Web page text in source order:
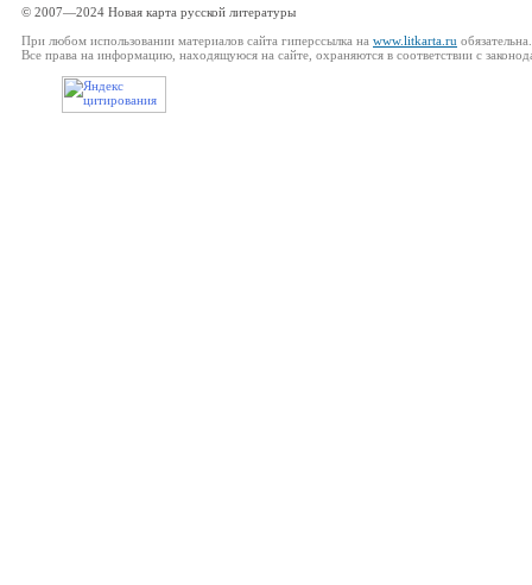
© 2007—2024 Новая карта русской литературы
При любом использовании материалов сайта гиперссылка на www.litkarta.ru обязательна.
Все права на информацию, находящуюся на сайте, охраняются в соответствии с